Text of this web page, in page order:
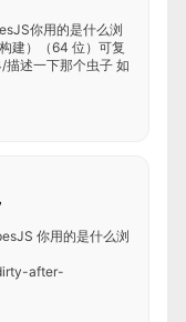
你用的是什么浏
建）（64 位）可复
述一下那个虫子 如
你用的是什么浏
after-